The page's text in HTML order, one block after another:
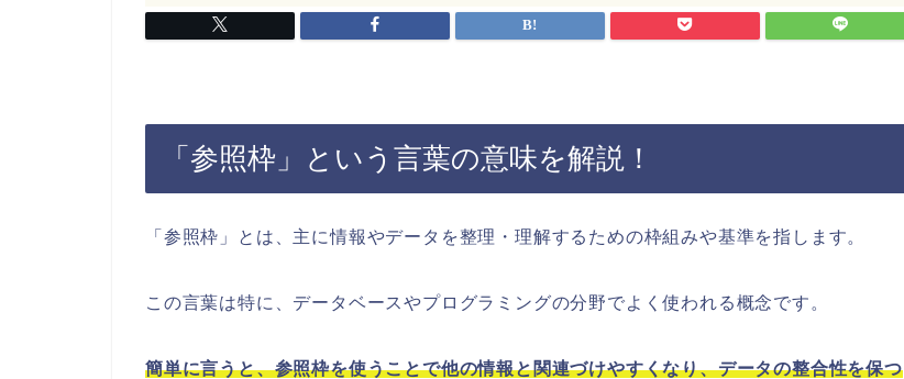
「参照枠」という言葉の意味を解説！
「参照枠」とは、主に情報やデータを整理・理解するための枠組みや基準を指します。
この言葉は特に、データベースやプログラミングの分野でよく使われる概念です。
簡単に言うと、参照枠を使うことで他の情報と関連づけやすくなり、データの整合性を保つ